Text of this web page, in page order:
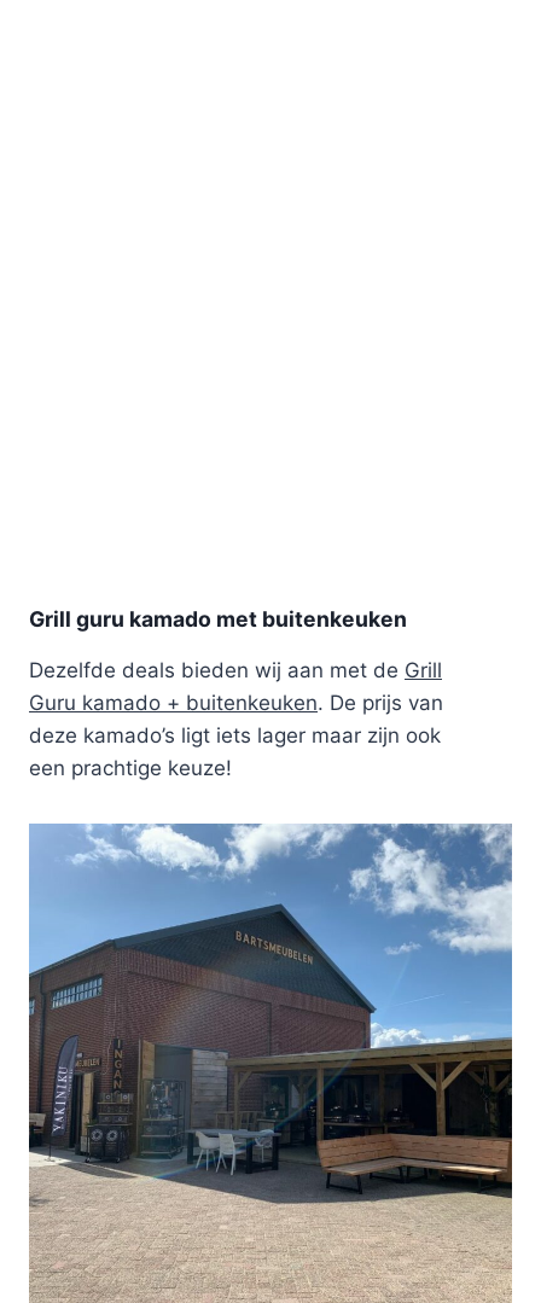
Grill guru kamado met buitenkeuken
Dezelfde deals bieden wij aan met de Grill
Guru kamado + buitenkeuken. De prijs van
deze kamado’s ligt iets lager maar zijn ook
een prachtige keuze!